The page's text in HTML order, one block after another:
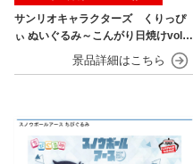
サンリオキャラクターズ くりっぴ
ぃ ぬいぐるみ～こんがり日焼けvol.1